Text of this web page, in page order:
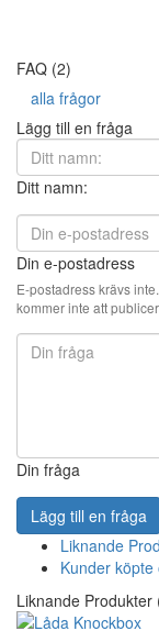
FAQ (2)
alla frågor
Lägg till en fråga
Ditt namn:
Din e-postadress
E-postadress krävs
kommer inte att
Din fråga
Lägg till en fråga
Liknande
Kunder köpte
Liknande Produkter